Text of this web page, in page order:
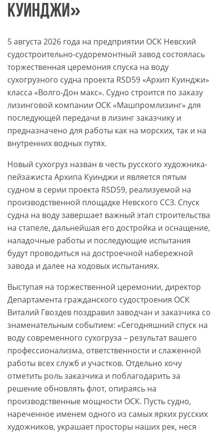
КУИНДЖИ»
5 августа 2026 года на предприятии ОСК Невский
судостроительно-судоремонтный завод состоялась
торжественная церемония спуска на воду
сухогрузного судна проекта RSD59 «Архип Куинджи»
класса «Волго-Дон макс». Судно строится по заказу
лизинговой компании ОСК «Машпромлизинг» для
последующей передачи в лизинг заказчику и
предназначено для работы как на морских, так и на
внутренних водных путях.
Новый сухогруз назван в честь русского художника-
пейзажиста Архипа Куинджи и является пятым
судном в серии проекта RSD59, реализуемой на
производственной площадке Невского ССЗ. Спуск
судна на воду завершает важный этап строительства
на стапеле, дальнейшая его достройка и оснащение,
наладочные работы и последующие испытания
будут проводиться на достроечной набережной
завода и далее на ходовых испытаниях.
Выступая на торжественной церемонии, директор
Департамента гражданского судостроения ОСК
Виталий Гвоздев поздравил заводчан и заказчика со
знаменательным событием: «Сегодняшний спуск на
воду современного сухогруза – результат вашего
профессионализма, ответственности и слаженной
работы всех служб и участков. Отдельно хочу
отметить роль заказчика и поблагодарить за
решение обновлять флот, опираясь на
производственные мощности ОСК. Пусть судно,
нареченное именем одного из самых ярких русских
художников, украшает просторы наших рек, неся